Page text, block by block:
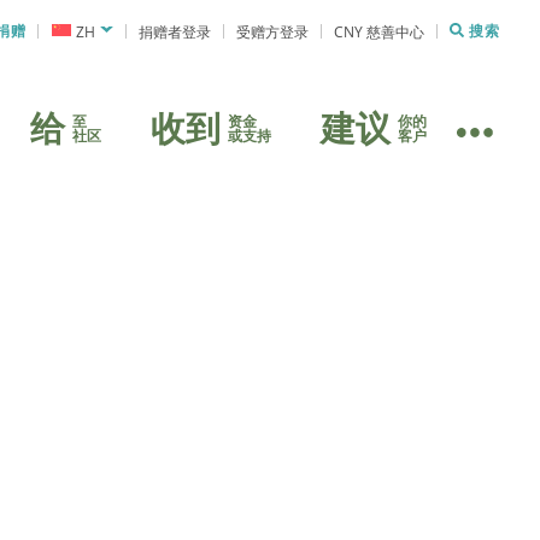
赠 ZH 捐赠者登录 受赠方登录 CNY 慈善中心 搜索
给 至
社区 收到 资金
或支持 建议 你的
客户